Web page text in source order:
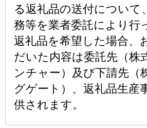
る返礼品の送付について
務等を業者委託により行
返礼品を希望した場合、
だいた内容は委託先（株
ンチャー）及び下請先（
グゲート）、返礼品生産
供されます。